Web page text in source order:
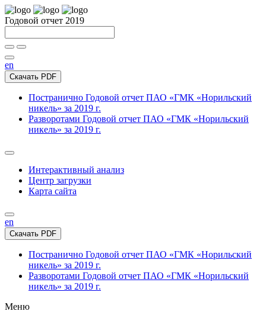
Годовой отчет 2019
en
Скачать PDF
Постранично Годовой отчет ПАО «ГМК «Норильский
никель» за 2019 г.
Разворотами Годовой отчет ПАО «ГМК «Норильский
никель» за 2019 г.
Интерактивный анализ
Центр загрузки
Карта сайта
en
Скачать PDF
Постранично Годовой отчет ПАО «ГМК «Норильский
никель» за 2019 г.
Разворотами Годовой отчет ПАО «ГМК «Норильский
никель» за 2019 г.
Меню